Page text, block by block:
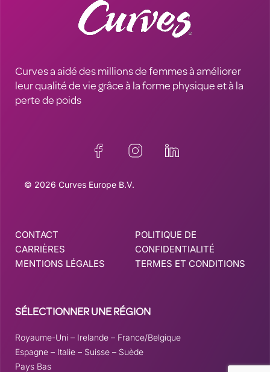
Curves a aidé des millions de femmes à améliorer
leur qualité de vie grâce à la forme physique et à la
perte de poids
© 2026 Curves Europe B.V.
CONTACT
CARRIÈRES
MENTIONS LÉGALES
POLITIQUE DE
CONFIDENTIALITÉ
TERMES ET CONDITIONS
SÉLECTIONNER UNE RÉGION
Royaume-Uni – Irelande – France/Belgique
Espagne – Italie – Suisse – Suède
Pays Bas